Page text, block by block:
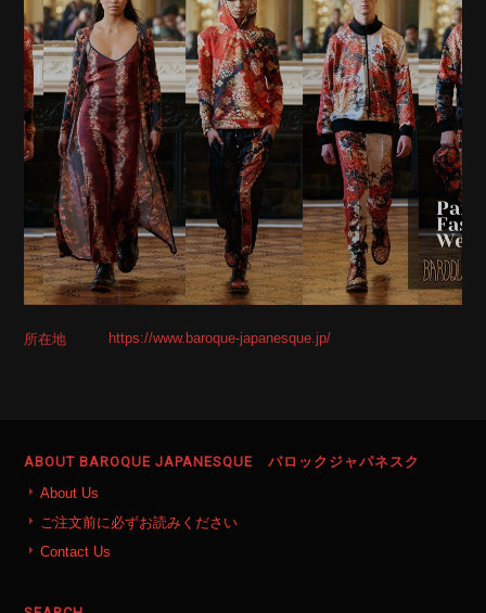
所在地 https://www.baroque-japanesque.jp/
ABOUT BAROQUE JAPANESQUE バロックジャパネスク
About Us
ご注文前に必ずお読みください
Contact Us